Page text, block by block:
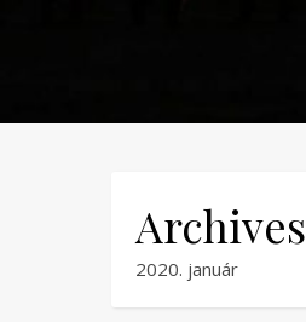
Archives
2020. január